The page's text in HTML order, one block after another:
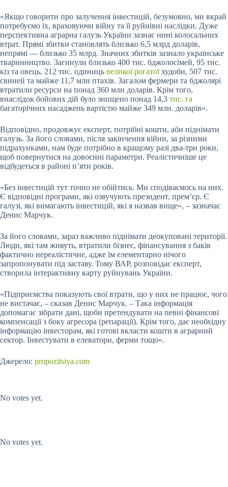
«Якщо говорити про залучення інвестицій, безумовно, ми вкрай
потребуємо їх, враховуючи війну та її руйнівні наслідки. Дуже
перспективна аграрна галузь України зазнає нині колосальних
втрат. Прямі збитки становлять близько 6,5 млрд доларів,
непрямі — близько 35 млрд. Значних збитків зазнало українське
тваринництво. Загинули близько 400 тис. бджолосімей, 95 тис.
кіз та овець, 212 тис. одиниць великої рогатоїхудоби, 507 тис.
свиней та майже 11,7 млн птахів. Загалом фермери та бджолярі
втратили ресурси на понад 360 млн доларів. Крім того,
внаслідок бойових дій було знищено понад 14,3 тис. га
багаторічних насаджень вартістю майже 349 млн. доларів».
Відповідно, продовжує експерт, потрібні кошти, аби піднімати
галузь. За його словами, після закінчення війни, за різними
підрахунками, нам буде потрібно в кращому разі два-три роки,
щоб повернутися на довоєнні параметри. Реалістичніше це
відбудеться в районі п’яти років.
«Без інвестицій тут точно не обійтись. Ми сподіваємось на них.
Є відповідні програми, які озвучують президент, прем’єр. Є
галузі, які вимагають інвестицій, які я назвав вище», – зазначає
Денис Марчук.
За його словами, зараз важливо піднімати деокуповані території.
Люди, які там живуть, втратили бізнес, фінансування з баків
фактично нереалістичне, адже їм елементарно нічого
запропонувати під заставу. Тому ВАР, розповідає експерт,
створила інтерактивну карту руйнувань України.
«Підприємства показують свої втрати, що у них не працює, чого
не вистачає, – сказав Денис Марчук. – Така інформація
допомагає зібрати дані, щоби претендувати на певні фінансові
компенсації з боку агресора (репарації). Крім того, дає необхідну
інформацію інвесторам, які готові вкласти кошти в аграрний
сектор. Інвестувати в елеватори, ферми тощо».
Джерело: propozitsiya.com
No votes yet.
No votes yet.